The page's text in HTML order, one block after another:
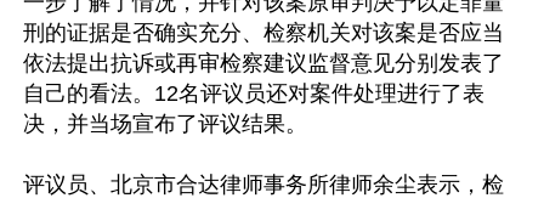
刑的证据是否确实充分、检察机关对该案是否应当
依法提出抗诉或再审检察建议监督意见分别发表了
自己的看法。12名评议员还对案件处理进行了表
决，并当场宣布了评议结果。
评议员、北京市合达律师事务所律师余尘表示，检